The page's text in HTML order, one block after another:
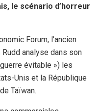
le scénario d’horreur
Forum, l’ancien
analyse dans son
évitable ») les
Unis et la République
Taïwan.